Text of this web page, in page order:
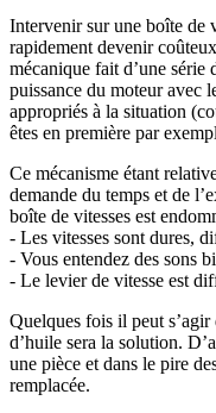
Intervenir sur une boîte de
rapidement devenir
mécanique fait d’une série
puissance du moteur avec
appropriés à la situation
êtes en première par
Ce mécanisme étant
demande du temps et de
boîte de vitesses est
- Les vitesses sont dures,
- Vous entendez des sons
- Le levier de vitesse est
Quelques fois il peut
d’huile sera la solution.
une pièce et dans le pire
remplacée.